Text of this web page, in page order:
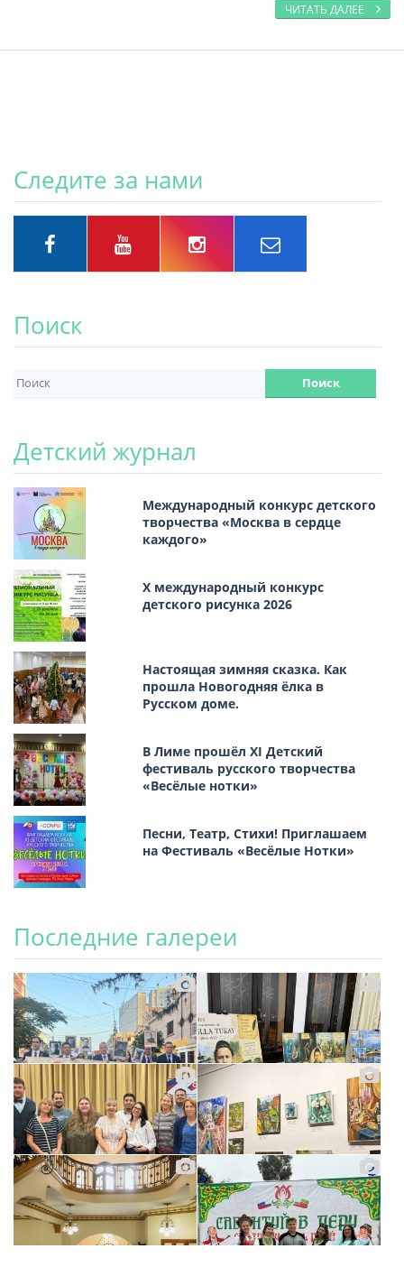
ЧИТАТЬ ДАЛЕЕ
Следите за нами
Поиск
Детский журнал
Международный конкурс детского
творчества «Москва в сердце
каждого»
Х международный конкурс
детского рисунка 2026
Настоящая зимняя сказка. Как
прошла Новогодняя ёлка в
Русском доме.
В Лиме прошёл XI Детский
фестиваль русского творчества
«Весёлые нотки»
Песни, Театр, Стихи! Приглашаем
на Фестиваль «Весёлые Нотки»
Последние галереи